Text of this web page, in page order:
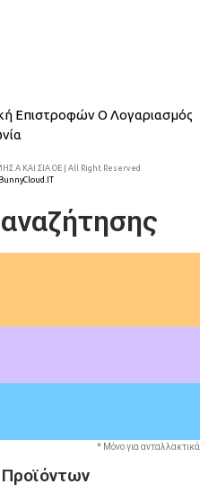
ΕπιστροφώνΟ Λογαριασμός
Α ΚΑΙ ΣΙΑ ΟΕ | All Right Reserved
BunnyCloud.IT
* Μόνο για ανταλλακτικά